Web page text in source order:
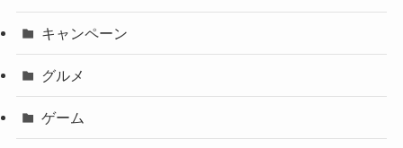
キャンペーン
グルメ
ゲーム